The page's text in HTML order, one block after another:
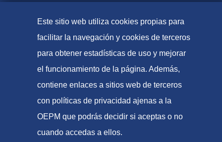
© Oficina Española de Patentes y Marcas, 2023
Accesibilidad
Aviso Legal
Política de Cookies
Protección de datos
Este sitio web utiliza cookies propias para
facilitar la navegación y cookies de terceros
para obtener estadísticas de uso y mejorar
el funcionamiento de la página. Además,
contiene enlaces a sitios web de terceros
con políticas de privacidad ajenas a la
OEPM que podrás decidir si aceptas o no
cuando accedas a ellos.